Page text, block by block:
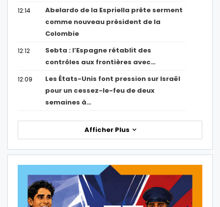
12:14
Abelardo de la Espriella prête serment
comme nouveau président de la
Colombie
12:12
Sebta : l’Espagne rétablit des
contrôles aux frontières avec…
12:09
Les États-Unis font pression sur Israël
pour un cessez-le-feu de deux
semaines à…
Afficher Plus